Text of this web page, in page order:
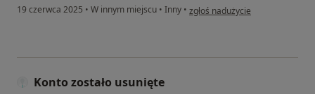
19 czerwca 2025 • W innym miejscu • Inny • w opinii użytkownika R
zgłoś nadużycie
Konto zostało usunięte